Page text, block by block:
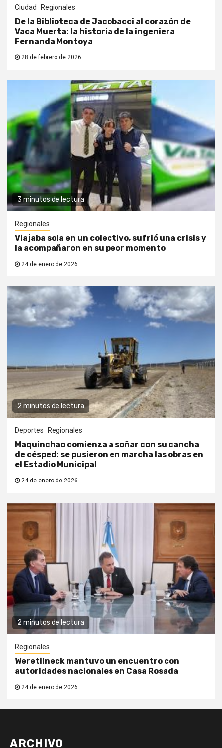
Ciudad Regionales
De la Biblioteca de Jacobacci al corazón de
Vaca Muerta: la historia de la ingeniera
Fernanda Montoya
28 de febrero de 2026
3 minutos de lectura
Regionales
Viajaba sola en un colectivo, sufrió una crisis y
la acompañaron en su peor momento
24 de enero de 2026
2 minutos de lectura
Deportes Regionales
Maquinchao comienza a soñar con su cancha
de césped: se pusieron en marcha las obras en
el Estadio Municipal
24 de enero de 2026
2 minutos de lectura
Regionales
Weretilneck mantuvo un encuentro con
autoridades nacionales en Casa Rosada
24 de enero de 2026
ARCHIVO